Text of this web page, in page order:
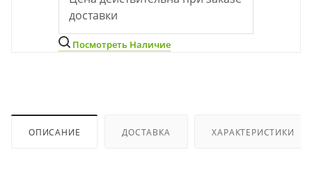
доставки
Посмотреть Наличие
ОПИСАНИЕ ДОСТАВКА ХАРАКТЕРИСТИКИ